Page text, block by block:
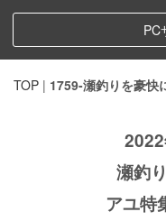
PC
TOP | 1759-瀬釣りを豪快
瀬釣
アユ特